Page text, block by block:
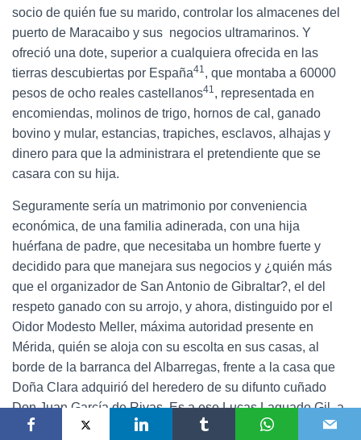
socio de quién fue su marido, controlar los almacenes del
puerto de Maracaibo y sus negocios ultramarinos. Y
ofreció una dote, superior a cualquiera ofrecida en las
tierras descubiertas por España41, que montaba a 60000
pesos de ocho reales castellanos41, representada en
encomiendas, molinos de trigo, hornos de cal, ganado
bovino y mular, estancias, trapiches, esclavos, alhajas y
dinero para que la administrara el pretendiente que se
casara con su hija.
Seguramente sería un matrimonio por conveniencia
económica, de una familia adinerada, con una hija
huérfana de padre, que necesitaba un hombre fuerte y
decidido para que manejara sus negocios y ¿quién más
que el organizador de San Antonio de Gibraltar?, el del
respeto ganado con su arrojo, y ahora, distinguido por el
Oidor Modesto Meller, máxima autoridad presente en
Mérida, quién se aloja con su escolta en sus casas, al
borde de la barranca del Albarregas, frente a la casa que
Doña Clara adquirió del heredero de su difunto cuñado
Don Juan García de Rivas. Es a ese Lucas Laguado Gil, a
quien tentarían con la enorme dote que Doña Clara